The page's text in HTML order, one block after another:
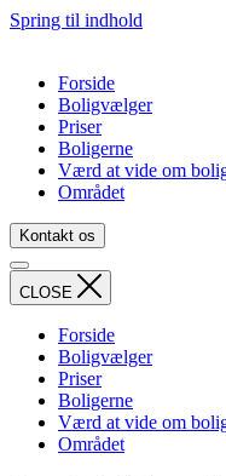
Spring til indhold
Forside
Boligvælger
Priser
Boligerne
Værd at vide om
Området
Kontakt os
CLOSE
Forside
Boligvælger
Priser
Boligerne
Værd at vide om
Området